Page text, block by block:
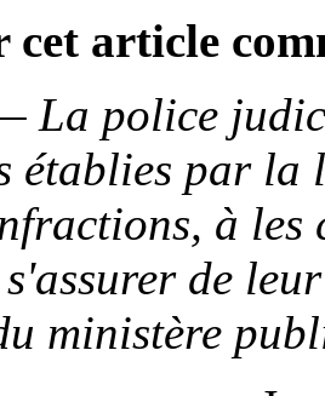
cet article
La police
établies par la
à les
s'assurer de
ministère